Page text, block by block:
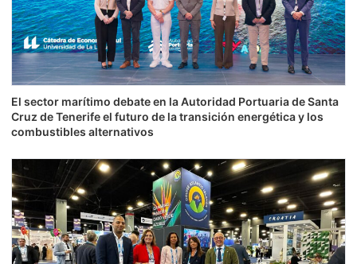
El sector marítimo debate en la Autoridad Portuaria de Santa
Cruz de Tenerife el futuro de la transición energética y los
combustibles alternativos